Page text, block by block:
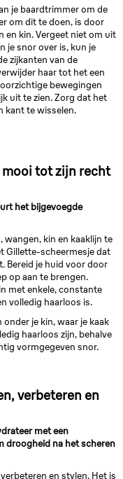
je baardtrimmer om de
om dit te doen, is door
en kin. Vergeet niet om uit
je snor over is, kun je
zijkanten van de
haar tot het een
bewegingen
uit te zien. Zorg dat het
kant te wisselen.
mooi tot zijn recht
het bijgevoegde
wangen, kin en kaaklijn te
Gillette-scheermesje dat
Bereid je huid voor door
op aan te brengen.
met enkele, constante
volledig haarloos is.
je kin, waar je kaak
haarloos zijn, behalve
vormgegeven snor.
verbeteren en
met een
droogheid na het scheren
en stylen. Het is